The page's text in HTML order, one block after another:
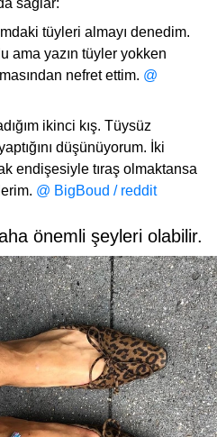
sağlar:
tüyleri almayı denedim.
ama yazın tüyler yokken
nefret ettim. @
ikinci kış. Tüysüz
düşünüyorum. İki
endişesiyle tıraş olmaktansa
@ BigBoud / reddit
önemli şeyleri olabilir.